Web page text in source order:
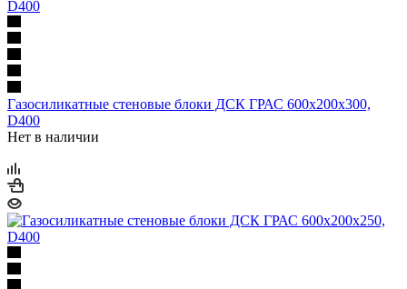
Газосиликатные стеновые блоки ДСК ГРАС 600х200х300,
D400
Нет в наличии